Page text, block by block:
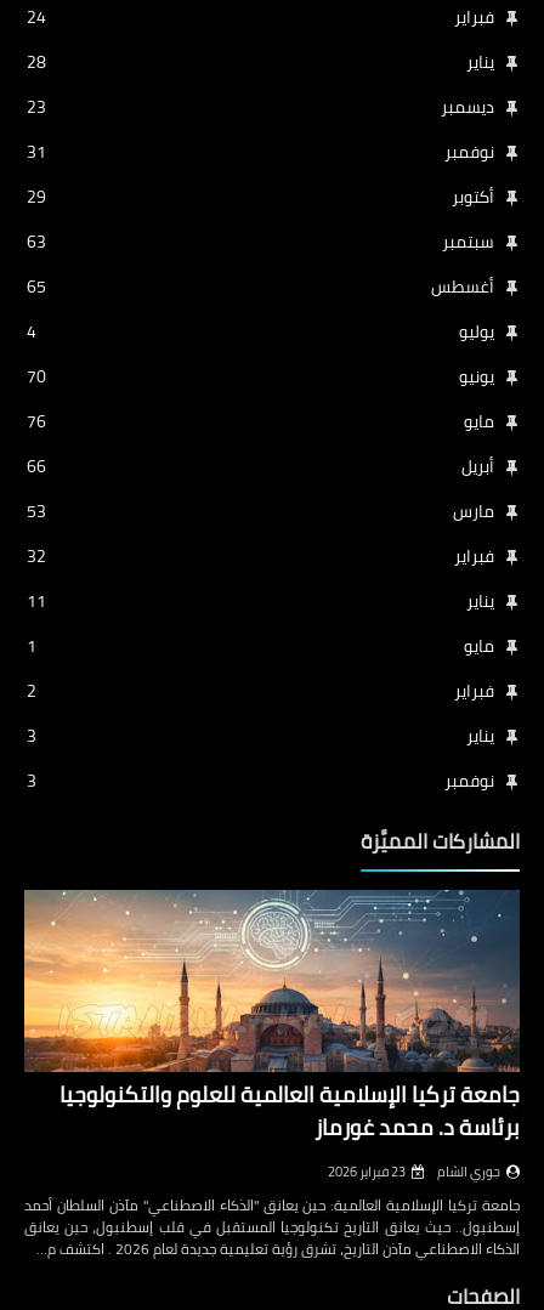
فبراير
24
يناير
28
ديسمبر
23
نوفمبر
31
أكتوبر
29
سبتمبر
63
أغسطس
65
يوليو
4
يونيو
70
مايو
76
أبريل
66
مارس
53
فبراير
32
يناير
11
مايو
1
فبراير
2
يناير
3
نوفمبر
3
المشاركات المميَّزة
جامعة تركيا الإسلامية العالمية للعلوم والتكنولوجيا
برئاسة د. محمد غورماز
جوري الشام 23 فبراير 2026
جامعة تركيا الإسلامية العالمية: حين يعانق "الذكاء الاصطناعي" مآذن السلطان أحمد
إسطنبول.. حيث يعانق التاريخ تكنولوجيا المستقبل في قلب إسطنبول، حين يعانق
الذكاء الاصطناعي مآذن التاريخ، تشرق رؤية تعليمية جديدة لعام 2026 . اكتشف م…
الصفحات